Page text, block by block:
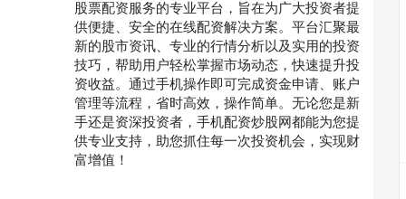
股票配资服务的专业平台，旨在为广大投资者提
供便捷、安全的在线配资解决方案。平台汇聚最
新的股市资讯、专业的行情分析以及实用的投资
技巧，帮助用户轻松掌握市场动态，快速提升投
资收益。通过手机操作即可完成资金申请、账户
管理等流程，省时高效，操作简单。无论您是新
手还是资深投资者，手机配资炒股网都能为您提
供专业支持，助您抓住每一次投资机会，实现财
富增值！